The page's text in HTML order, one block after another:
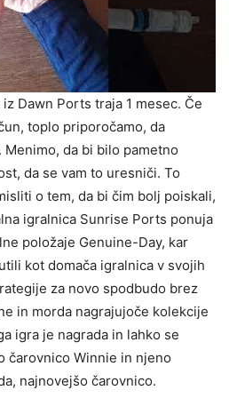
Dawn Ports traja 1 mesec. Če
toplo priporočamo, da
da bi bilo pametno
da se vam to uresniči. To
o tem, da bi čim bolj poiskali,
igralnica Sunrise Ports ponuja
položaje Genuine-Day, kar
kot domača igralnica v svojih
za novo spodbudo brez
in morda nagrajujoče kolekcije
igra je nagrada in lahko se
čarovnico Winnie in njeno
najnovejšo čarovnico.